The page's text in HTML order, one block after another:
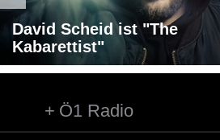
David Scheid ist "The
Kabarettist"
Ö1 Radio